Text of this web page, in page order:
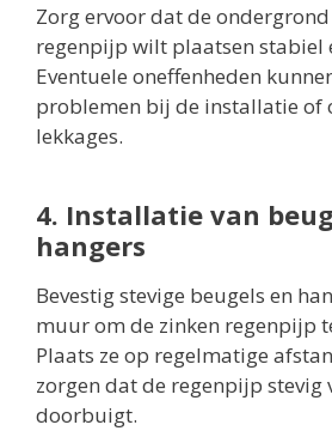
Zorg ervoor dat de
regenpijp wilt plaatsen stabiel
Eventuele oneffenheden
problemen bij de installatie of
lekkages.
4. Installatie van
hangers
Bevestig stevige beugels en
muur om de zinken regenpijp
Plaats ze op regelmatige
zorgen dat de regenpijp stevig
doorbuigt.